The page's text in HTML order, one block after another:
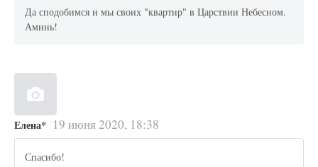
Да сподобимся и мы своих "квартир" в Царствии Небесном.
Аминь!
Елена* 19 июня 2020, 18:38
Спасибо!